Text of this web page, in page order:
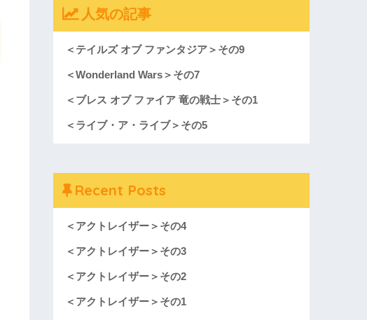
人気の記事
＜テイルズ オブ ファンタジア＞その9
＜Wonderland Wars＞その7
＜ブレス オブ ファイア 竜の戦士＞その1
＜ライブ・ア・ライブ＞その5
Recent Posts
＜アクトレイザー＞その4
＜アクトレイザー＞その3
＜アクトレイザー＞その2
＜アクトレイザー＞その1